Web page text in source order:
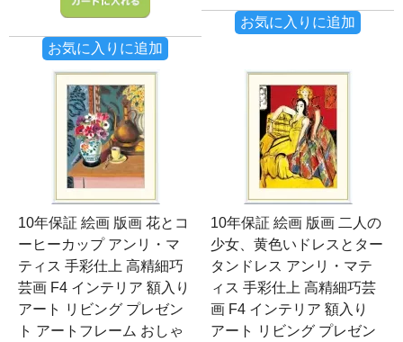
お気に入りに追加
お気に入りに追加
10年保証 絵画 版画 花とコ
ーヒーカップ アンリ・マ
ティス 手彩仕上 高精細巧
芸画 F4 インテリア 額入り
アート リビング プレゼン
ト アートフレーム おしゃ
10年保証 絵画 版画 二人の
少女、黄色いドレスとター
タンドレス アンリ・マテ
ィス 手彩仕上 高精細巧芸
画 F4 インテリア 額入り
アート リビング プレゼン